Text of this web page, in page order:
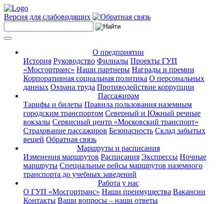
Версия для слабовидящих
О предприятии
История Руководство Филиалы Проекты ГУП
«Мосгортранс» Наши партнеры Награды и премии
Корпоративная социальная политика О персональных
данных Охрана труда Противодействие коррупции
Пассажирам
Тарифы и билеты Правила пользования наземным
городским транспортом Северный и Южный речные
вокзалы Сервисный центр «Московский транспорт»
Страхование пассажиров Безопасность Склад забытых
вещей Обратная связь
Маршруты и расписания
Изменения маршрутов Расписания Экспрессы Ночные
маршруты Специальные рейсы маршрутов наземного
транспорта до учебных заведений
Работа у нас
О ГУП «Мосгортранс» Наши преимущества Вакансии
Контакты Ваши вопросы – наши ответы